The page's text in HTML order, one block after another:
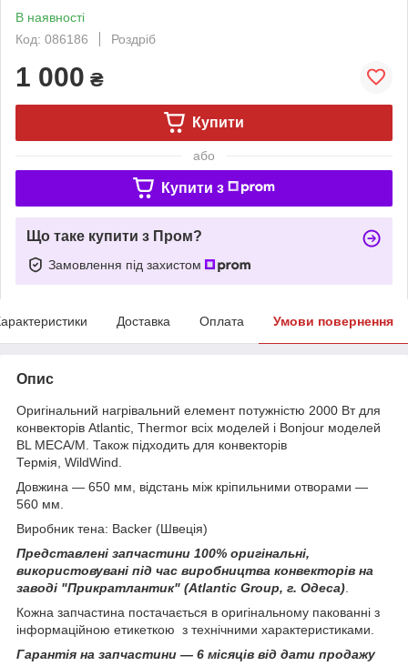
В наявності
Код: 086186
Роздріб
1 000 ₴
Купити
або
Купити з
Що таке купити з Пром?
Замовлення під захистом
Доставка Оплата Умови повернення
Опис
Оригінальний нагрівальний елемент потужністю 2000 Вт для
конвекторів Atlantic, Thermor всіх моделей і Bonjour моделей
BL MECA/M. Також підходить для конвекторів
Термія, WildWind.
Довжина — 650 мм, відстань між кріпильними отворами —
560 мм.
Виробник тена: Backer (Швеція)
Представлені запчастини 100% оригінальні,
використовувані під час виробництва конвекторів на
заводі "Прикратлантик" (Atlantiс Group, г. Одеса)
Кожна запчастина постачається в оригінальному пакованні з
інформаційною етикеткою з технічними характеристиками.
Гарантія на запчастини — 6 місяців від дати продажу